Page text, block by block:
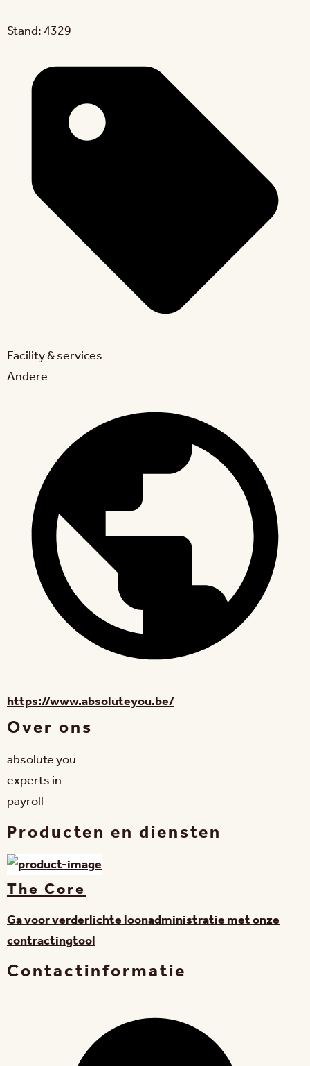
Stand: 4329
Facility & services
Andere
https://www.absoluteyou.be/
Over ons
absolute you
experts in
payroll
Producten en diensten
The Core
Ga voor verderlichte loonadministratie met onze
contractingtool
Contactinformatie